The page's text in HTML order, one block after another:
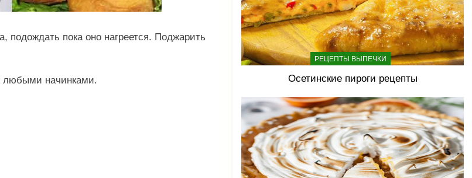
подождать пока оно нагреется. Поджарить
любыми начинками.
РЕЦЕПТЫ ВЫПЕЧКИ
Осетинские пироги рецепты